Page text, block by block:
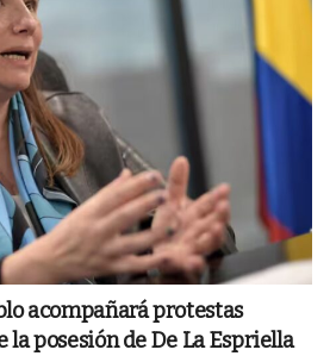
acompañará protestas
la posesión de De La Espriella